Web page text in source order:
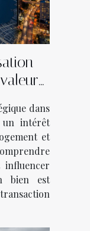
dans
un intérêt
et
influencer
bien est